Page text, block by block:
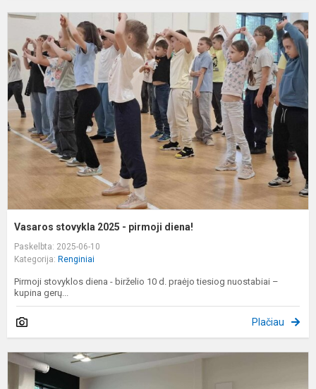
Vasaros stovykla 2025 - pirmoji diena!
Paskelbta: 2025-06-10
Kategorija: Renginiai
Pirmoji stovyklos diena - birželio 10 d. praėjo tiesiog nuostabiai –
kupina gerų...
Plačiau